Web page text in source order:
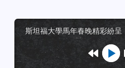
斯坦福大學馬年春晚精彩紛呈